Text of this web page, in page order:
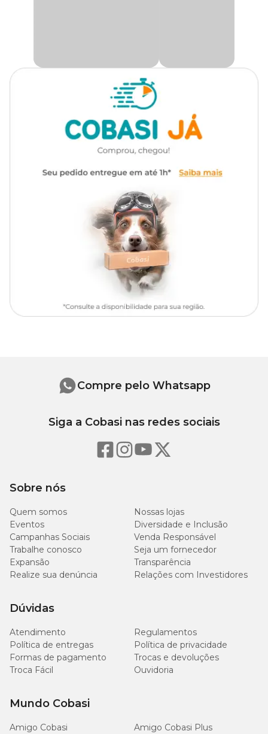
Violeteiro com Corrente para 3 Vasos
incrível! Compre pelo Site, App ou venha
Medidas aproximadas
Diâmetro: 11 cm.
Peso suportado: 2kg cada prato.
Para vasos que tenham até 8 cm fundo (vasos violeta).
Ferro - Banho de zinco e plástico.
Sobre nós
Quem somos
Nossas lojas
Eventos
Diversidade e Inclusão
Campanhas Sociais
Venda Responsável
Trabalhe conosco
Seja um fornecedor
Expansão
Transparência
Realize sua denúncia
Relações com Investidores
Dúvidas
Atendimento
Regulamentos
Política de entregas
Política de privacidade
Formas de pagamento
Trocas e devoluções
Troca Fácil
Ouvidoria
Mundo Cobasi
Amigo Cobasi
Amigo Cobasi Plus
Compre pelo Whatsapp
Siga a Cobasi nas redes sociais